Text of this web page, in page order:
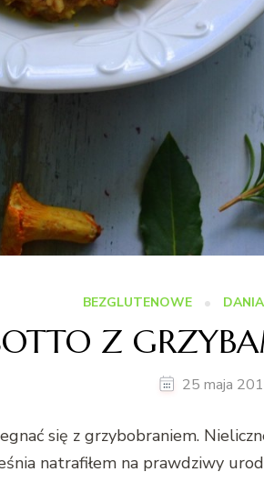
BEZGLUTENOWE
Z
25 maja
się z grzybobraniem.
natrafiłem na prawdziwy